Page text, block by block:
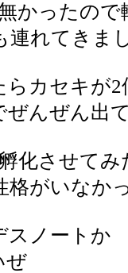
かったの
連れてきま
らカセキが
ぜんぜん出
化させてみ
格がいなか
スノートか
ぜ